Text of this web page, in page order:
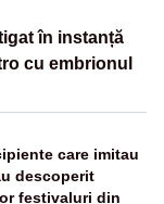
în instanță
cu embrionul
care imitau
descoperit
festivaluri din